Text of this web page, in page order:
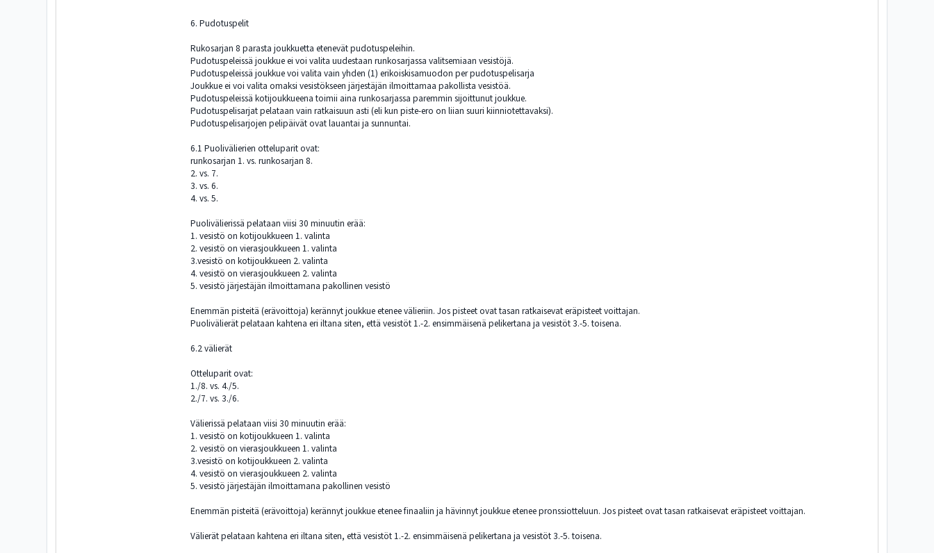
6. Pudotuspelit
Rukosarjan 8 parasta joukkuetta etenevät pudotuspeleihin.
Pudotuspeleissä joukkue ei voi valita uudestaan runkosarjassa valitsemiaan vesistöjä.
Pudotuspeleissä joukkue voi valita vain yhden (1) erikoiskisamuodon per pudotuspelisarja
Joukkue ei voi valita omaksi vesistökseen järjestäjän ilmoittamaa pakollista vesistöä.
Pudotuspeleissä kotijoukkueena toimii aina runkosarjassa paremmin sijoittunut joukkue.
Pudotuspelisarjat pelataan vain ratkaisuun asti (eli kun piste-ero on liian suuri kiinniotettavaksi).
Pudotuspelisarjojen pelipäivät ovat lauantai ja sunnuntai.
6.1 Puolivälierien otteluparit ovat:
runkosarjan 1. vs. runkosarjan 8.
2. vs. 7.
3. vs. 6.
4. vs. 5.
Puolivälierissä pelataan viisi 30 minuutin erää:
1. vesistö on kotijoukkueen 1. valinta
2. vesistö on vierasjoukkueen 1. valinta
3.vesistö on kotijoukkueen 2. valinta
4. vesistö on vierasjoukkueen 2. valinta
5. vesistö järjestäjän ilmoittamana pakollinen vesistö
Enemmän pisteitä (erävoittoja) kerännyt joukkue etenee välieriin. Jos pisteet ovat tasan ratkaisevat eräpisteet voittajan.
Puolivälierät pelataan kahtena eri iltana siten, että vesistöt 1.-2. ensimmäisenä pelikertana ja vesistöt 3.-5. toisena.
6.2 välierät
Otteluparit ovat:
1./8. vs. 4./5.
2./7. vs. 3./6.
Välierissä pelataan viisi 30 minuutin erää:
1. vesistö on kotijoukkueen 1. valinta
2. vesistö on vierasjoukkueen 1. valinta
3.vesistö on kotijoukkueen 2. valinta
4. vesistö on vierasjoukkueen 2. valinta
5. vesistö järjestäjän ilmoittamana pakollinen vesistö
Enemmän pisteitä (erävoittoja) kerännyt joukkue etenee finaaliin ja hävinnyt joukkue etenee pronssiotteluun. Jos pisteet ovat tasan ratkaisevat eräpisteet voittajan.
Välierät pelataan kahtena eri iltana siten, että vesistöt 1.-2. ensimmäisenä pelikertana ja vesistöt 3.-5. toisena.